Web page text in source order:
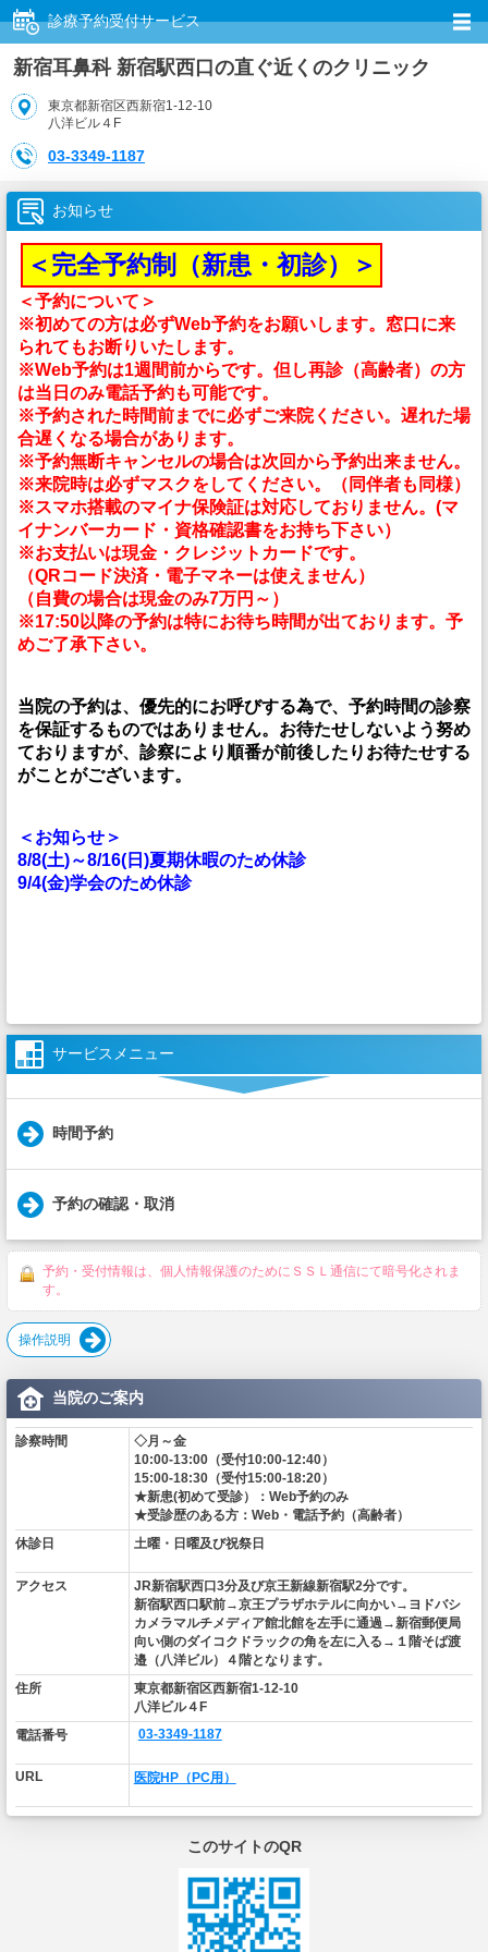
診療予約受付サービス
新宿耳鼻科 新宿駅西口の直ぐ近くのクリニック
東京都新宿区西新宿1-12-10
八洋ビル４F
03-3349-1187
サービスメニュー
時間予約
予約の確認・取消
予約・受付情報は、個人情報保護のためにＳＳＬ通信にて暗号化されま
す。
操作説明
お知らせ
＜完全予約制（新患・初診）＞
＜予約について＞
※初めての方は必ずWeb予約をお願いします。窓口に来
られてもお断りいたします。
※Web予約は1週間前からです。但し再診（高齢者）の方
は当日のみ電話予約も可能です。
※予約された時間前までに必ずご来院ください。遅れた場
合遅くなる場合があります。
※予約無断キャンセルの場合は次回から予約出来ません。
※来院時は必ずマスクをしてください。（同伴者も同様）
※スマホ搭載のマイナ保険証は対応しておりません。(マ
イナンバーカード・資格確認書をお持ち下さい）
※お支払いは現金・クレジットカードです。
（QRコード決済・電子マネーは使えません）
（自費の場合は現金のみ7万円～）
※17:50以降の予約は特にお待ち時間が出ております。予
めご了承下さい。
当院の予約は、優先的にお呼びする為で、予約時間の診察
を保証するものではありません。お待たせしないよう努め
ておりますが、診察により順番が前後したりお待たせする
がことがございます。
＜お知らせ＞
8/8(土)～8/16(日)夏期休暇のため休診
9/4(金)学会のため休診
当院のご案内
診察時間
◇月～金
10:00-13:00（受付10:00-12:40）
15:00-18:30（受付15:00-18:20）
★新患(初めて受診）：Web予約のみ
★受診歴のある方：Web・電話予約（高齢者）
休診日
土曜・日曜及び祝祭日
アクセス
JR新宿駅西口3分及び京王新線新宿駅2分です。
新宿駅西口駅前→京王プラザホテルに向かい→ヨドバシ
カメラマルチメディア館北館を左手に通過→新宿郵便局
向い側のダイコクドラックの角を左に入る→１階そば渡
邉（八洋ビル）４階となります。
住所
東京都新宿区西新宿1-12-10
八洋ビル４F
電話番号
03-3349-1187
URL 医院HP（PC用）
このサイトのQR